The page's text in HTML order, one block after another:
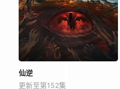
仙逆
更新至第152集